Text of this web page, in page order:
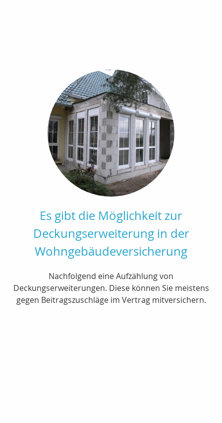
Es gibt die Möglichkeit zur
Deckungserweiterung in der
Wohngebäudeversicherung
Nachfolgend eine Aufzählung von
Deckungserweiterungen. Diese können Sie meistens
gegen Beitragszuschläge im Vertrag mitversichern.